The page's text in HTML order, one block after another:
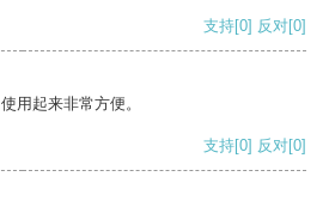
支持[0] 反对[0]
用起来非常方便。
支持[0] 反对[0]